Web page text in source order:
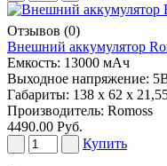
Отзывов (0)
Внешний аккумулятор
Емкость: 13000 мАч
Выходное напряжение:
Габариты: 138 х 62 х
Производитель: Romoss
4490.00 Руб.
Купить